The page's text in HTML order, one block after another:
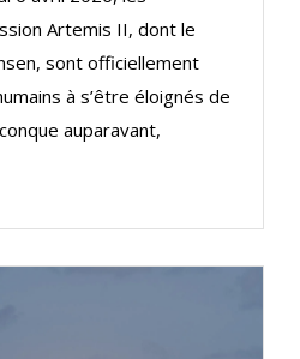
Artemis II, dont le
sont officiellement
à s’être éloignés de
auparavant,